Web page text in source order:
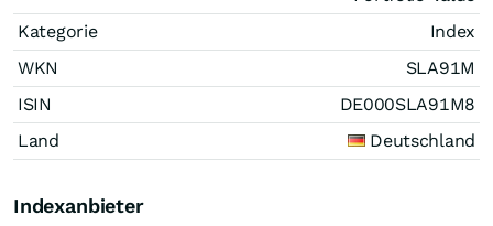
Kategorie
Index
WKN
SLA91M
ISIN
DE000SLA91M8
Land
Deutschland
Indexanbieter